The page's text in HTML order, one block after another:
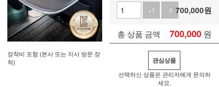
장착비 포함 (본사 또는 지사 방문 장
착)
+1
-1 700,000원
총 상품 금액 700,000 원
관심상품
선택하신 상품은 관리자에게 문의하
세요.